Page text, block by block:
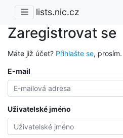
lists.nic.cz
Zaregistrovat se
Máte již účet? Přihlašte se, prosím.
E-mail
Uživatelské jméno